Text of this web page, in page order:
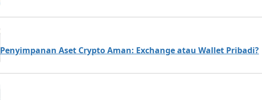
Penyimpanan Aset Crypto Aman: Exchange atau Wallet Pribadi?